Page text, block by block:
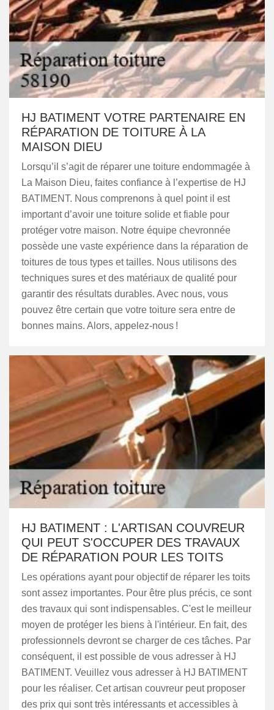
HJ BATIMENT VOTRE PARTENAIRE EN
RÉPARATION DE TOITURE À LA
MAISON DIEU
Lorsqu’il s’agit de réparer une toiture endommagée à
La Maison Dieu, faites confiance à l’expertise de HJ
BATIMENT. Nous comprenons à quel point il est
important d’avoir une toiture solide et fiable pour
protéger votre maison. Notre équipe chevronnée
possède une vaste expérience dans la réparation de
toitures de tous types et tailles. Nous utilisons des
techniques sures et des matériaux de qualité pour
garantir des résultats durables. Avec nous, vous
pouvez être certain que votre toiture sera entre de
bonnes mains. Alors, appelez-nous !
HJ BATIMENT : L'ARTISAN COUVREUR
QUI PEUT S'OCCUPER DES TRAVAUX
DE RÉPARATION POUR LES TOITS
Les opérations ayant pour objectif de réparer les toits
sont assez importantes. Pour être plus précis, ce sont
des travaux qui sont indispensables. C'est le meilleur
moyen de protéger les biens à l'intérieur. En fait, des
professionnels devront se charger de ces tâches. Par
conséquent, il est possible de vous adresser à HJ
BATIMENT. Veuillez vous adresser à HJ BATIMENT
pour les réaliser. Cet artisan couvreur peut proposer
des prix qui sont très intéressants et accessibles à